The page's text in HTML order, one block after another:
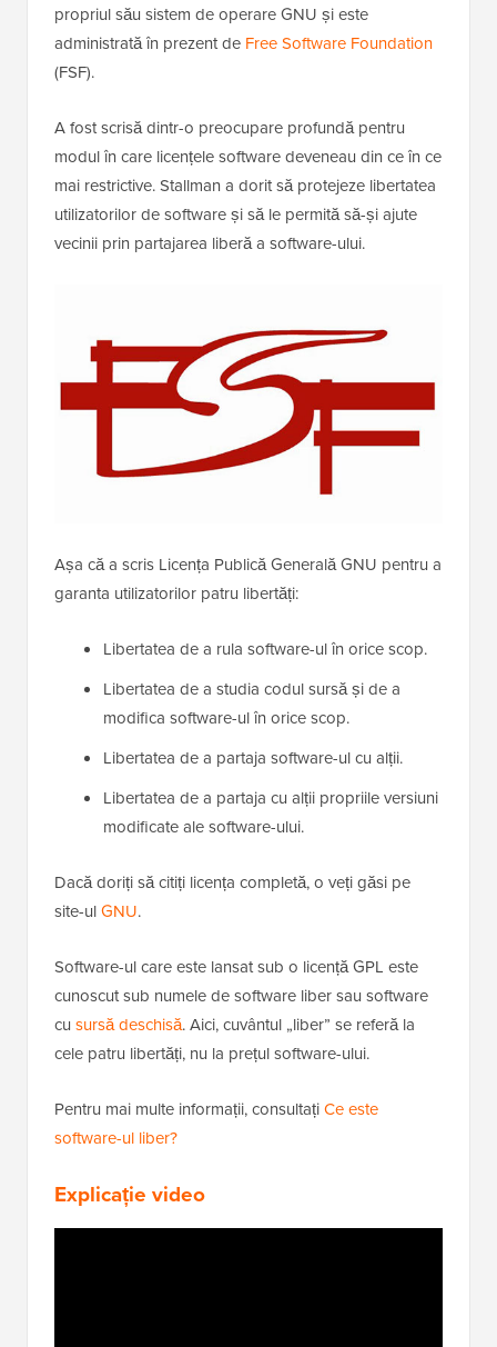
propriul său sistem de operare GNU și este
administrată în prezent de Free Software Foundation
(FSF).
A fost scrisă dintr-o preocupare profundă pentru
modul în care licențele software deveneau din ce în ce
mai restrictive. Stallman a dorit să protejeze libertatea
utilizatorilor de software și să le permită să-și ajute
vecinii prin partajarea liberă a software-ului.
Așa că a scris Licența Publică Generală GNU pentru a
garanta utilizatorilor patru libertăți:
Libertatea de a rula software-ul în orice scop.
Libertatea de a studia codul sursă și de a
modifica software-ul în orice scop.
Libertatea de a partaja software-ul cu alții.
Libertatea de a partaja cu alții propriile versiuni
modificate ale software-ului.
Dacă doriți să citiți licența completă, o veți găsi pe
site-ulGNU.
Software-ul care este lansat sub o licență GPL este
cunoscut sub numele de software liber sau software
cu sursă deschisă. Aici, cuvântul „liber” se referă la
cele patru libertăți, nu la prețul software-ului.
Pentru mai multe informații, consultațiCe este
software-ul liber?
Explicație video